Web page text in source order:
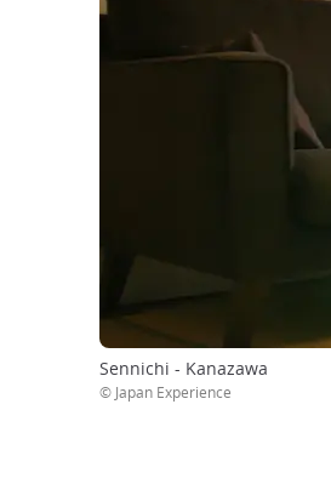
Sennichi - Kanazawa
© Japan Experience